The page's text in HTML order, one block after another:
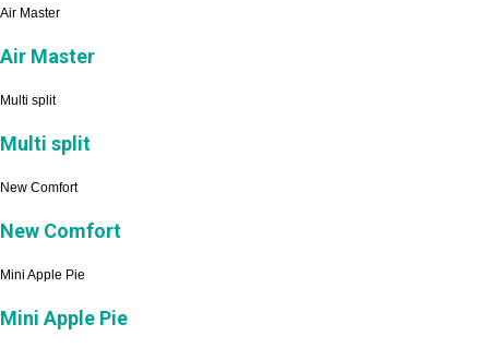
Air Master
Air Master
Multi split
Multi split
New Comfort
New Comfort
Mini Apple Pie
Mini Apple Pie